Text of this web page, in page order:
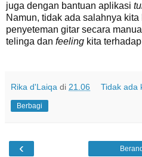
juga dengan bantuan aplikasi
Namun, tidak ada salahnya
penyeteman gitar secara
telinga dan feeling kita
Rika d'Laiqa di 21.06 Tidak ada
Berbagi
‹